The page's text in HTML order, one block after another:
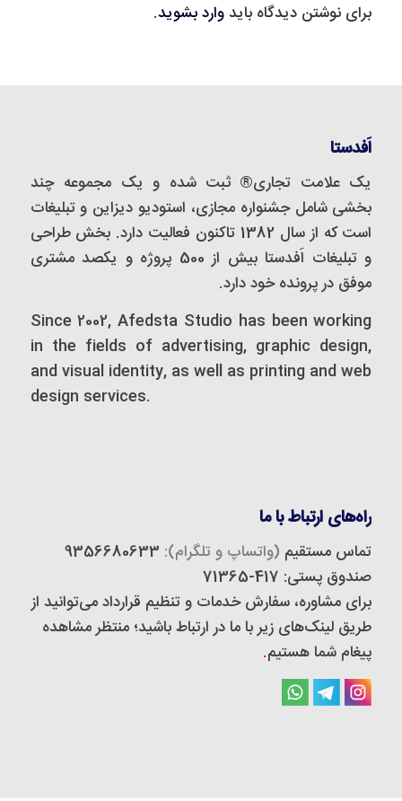
برای نوشتن دیدگاه بایدوارد بشوید.
اَفدستا
یک علامت تجاری® ثبت شده و یک مجموعه‌ چند
بخشی شامل جشنواره مجازی، استودیو دیزاین و تبلیغات
است که از سال 1382 تاکنون فعالیت دارد. بخش طراحی
و تبلیغات اَفدستا بیش از 500 پروژه و یکصد مشتری
موفق در پرونده خود دارد.
Since 2002, Afedsta Studio has been working
in the fields of advertising, graphic design,
and visual identity, as well as printing and web
design services.
راه‌های ارتباط با ما
تماس مستقیم (واتساپ و تلگرام):
صندوق پستی: 417-71365
برای مشاوره، سفارش خدمات و تنظیم قرارداد می‌توانید از
طریق لینک‌های زیر با ما در ارتباط باشید؛ منتظر مشاهده
پیغام شما هستیم.